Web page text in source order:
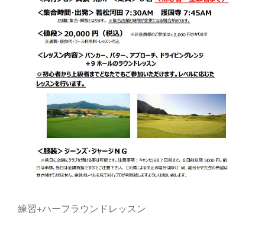
練習+ハーフラウンドレッスン